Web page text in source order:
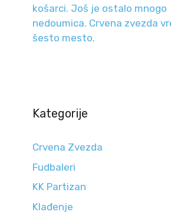
košarci. Još je ostalo mnogo
nedoumica. Crvena zvezda
šesto mesto.
Kategorije
Crvena Zvezda
Fudbaleri
KK Partizan
Klađenje